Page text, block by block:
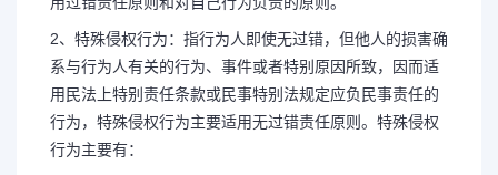
2、特殊侵权行为：指行为人即使无过错，但他人的损害确
系与行为人有关的行为、事件或者特别原因所致，因而适
用民法上特别责任条款或民事特别法规定应负民事责任的
行为，特殊侵权行为主要适用无过错责任原则。特殊侵权
行为主要有：